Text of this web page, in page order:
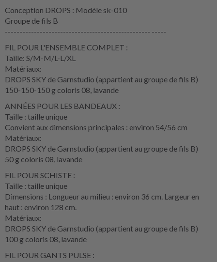
Conception DROPS : Modèle sk-010
Groupe de fils B
-------------------------------------------------- -----
FIL POUR L'ENSEMBLE COMPLET :
Taille: S/M-M/L-L/XL
Matériaux:
DROPS SKY de Garnstudio (appartient au groupe de fils B)
150-150-150 g coloris 08, lavande
ANNÉES POUR LES BANDEAUX :
Taille : taille unique
Convient aux dimensions principales : environ 54/56 cm
Matériaux:
DROPS SKY de Garnstudio (appartient au groupe de fils B)
50 g coloris 08, lavande
FIL POUR SCHISTE :
Taille : taille unique
Dimensions : Longueur au milieu : environ 36 cm. Largeur en
haut : environ 128 cm.
Matériaux:
DROPS SKY de Garnstudio (appartient au groupe de fils B)
100 g coloris 08, lavande
FIL POUR GANTS PULSE :